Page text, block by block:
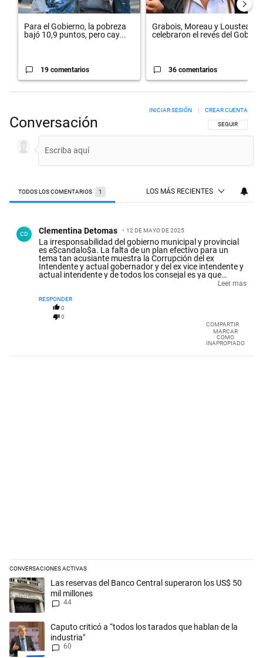
Para el Gobierno, la pobreza
bajó 10,9 puntos, pero cay...
19 comentarios
Grabois, Moreau y Lousteau
celebraron el revés del Gobi...
36 comentarios
Conversación SIGA ESTA
SEGUIR
INICIAR SESIÓN | CREAR CUENTA
TODOS LOS COMENTARIOS 1 LOS MÁS RECIENTES
CD Clementina Detomas 12 DE MAYO DE 2025
La irresponsabilidad del gobierno municipal y provincial
es e$candalo$a. La falta de un plan efectivo para un
tema tan acusiante muestra la Corrupción del ex
Intendente y actual gobernador y del ex vice intendente y
actual intendente y de todos los consejal es ya que
funciones.
Leer mas
RESPONDER
0
0
COMPARTIR
MARCAR
COMO
INAPROPIADO
CONVERSACIONES ACTIVAS
Este listado muestra los artículos con más comentarios en los
Un artículo de tendencia con el título "Las reservas del Banco Central
Las reservas del Banco Central superaron los US$ 50
mil millones
44
Un artículo de tendencia con el título "Caputo criticó a “todos los
Caputo criticó a “todos los tarados que hablan de la
industria"
60